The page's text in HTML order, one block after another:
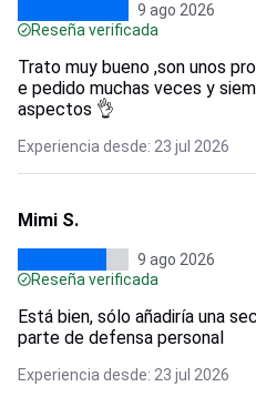
9 ago 2026
Reseña verificada
Trato muy bueno ,son unos
e pedido muchas veces y
aspectos 👌
Experiencia desde: 23 jul 2026
Mimi S.
9 ago 2026
Reseña verificada
Está bien, sólo añadiría una
parte de defensa personal
Experiencia desde: 23 jul 2026